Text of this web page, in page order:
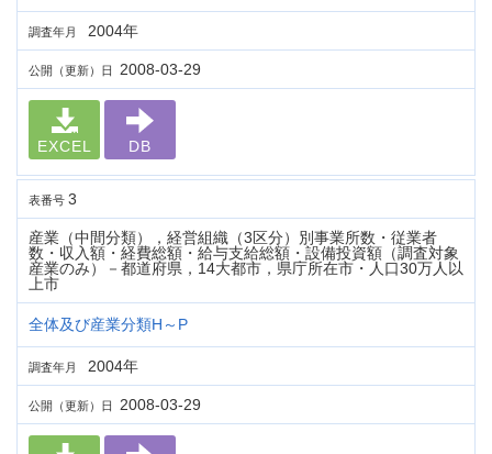
調査年月 2004年
公開（更新）日 2008-03-29
EXCEL DB
表番号 3
産業（中間分類），経営組織（3区分）別事業所数・従業者
数・収入額・経費総額・給与支給総額・設備投資額（調査対象
産業のみ）－都道府県，14大都市，県庁所在市・人口30万人以
上市
全体及び産業分類H～P
調査年月 2004年
公開（更新）日 2008-03-29